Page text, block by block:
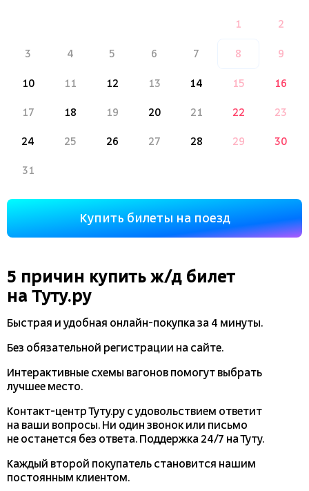
1 2
3 4 5 6 7 8 9
10 11 12 13 14 15 16
17 18 19 20 21 22 23
24 25 26 27 28 29 30
31
Купить билеты на поезд
5 причин купить ж/д билет
на Туту.ру
Быстрая и удобная онлайн-покупказа 4 минуты.
Без обязательной регистрации на сайте.
Интерактивные схемы вагонов помогут выбрать
лучшее место.
Контакт-центр Туту.ру с удовольствием ответит
на ваши вопросы. Ни один звонок или письмо
не останется без ответа. Поддержка 24/7 на Туту.
Каждый второй покупатель становится нашим
постоянным клиентом.